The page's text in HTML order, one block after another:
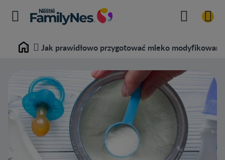
Home Jak prawidłowo przygotować mleko